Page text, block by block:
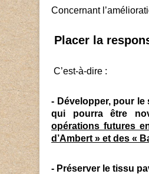
Concernant
Placer la
C’est-à-dire :
- Développer, pour le
qui pourra être
opérations futures
d’Ambert » et des «
- Préserver le tissu